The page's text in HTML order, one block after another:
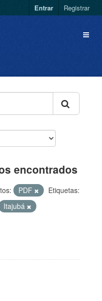
Entrar Registrar
encontrados
PDF
Etiquetas:
Itajubá